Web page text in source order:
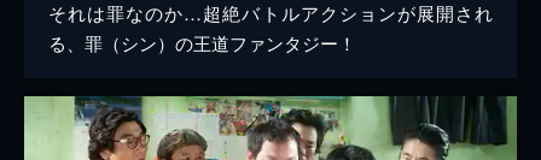
それは罪なのか…超絶バトルアクションが展開され
る、罪（シン）の王道ファンタジー！